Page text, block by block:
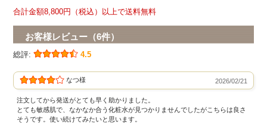
合計金額8,800円（税込）以上で送料無料
お客様レビュー（6件）
総評: 4.5
なつ様 2026/02/21
注文してから発送がとても早く助かりました。
とても敏感肌で、なかなか合う化粧水が見つかりませんでしたがこちらは良さ
そうです。使い続けてみたいと思います。